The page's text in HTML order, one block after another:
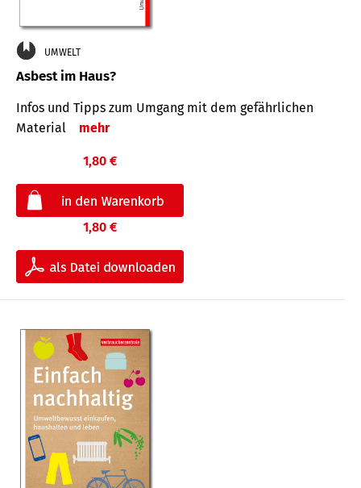
UMWELT
Asbest im Haus?
Infos und Tipps zum Um­gang mit dem ge­fähr­lichen
Mate­rial
mehr
1,80 €
1,80 €